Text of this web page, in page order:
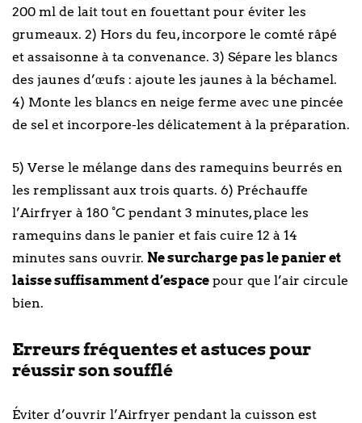
200 ml de lait tout en fouettant pour éviter les
grumeaux. 2) Hors du feu, incorpore le comté râpé
et assaisonne à ta convenance. 3) Sépare les blancs
des jaunes d’œufs : ajoute les jaunes à la béchamel.
4) Monte les blancs en neige ferme avec une pincée
de sel et incorpore-les délicatement à la préparation.
5) Verse le mélange dans des ramequins beurrés en
les remplissant aux trois quarts. 6) Préchauffe
l’Airfryer à 180 °C pendant 3 minutes, place les
ramequins dans le panier et fais cuire 12 à 14
minutes sans ouvrir. Ne surcharge pas le panier et
laisse suffisamment d’espace pour que l’air circule
bien.
Erreurs fréquentes et astuces pour
réussir son soufflé
Éviter d’ouvrir l’Airfryer pendant la cuisson est